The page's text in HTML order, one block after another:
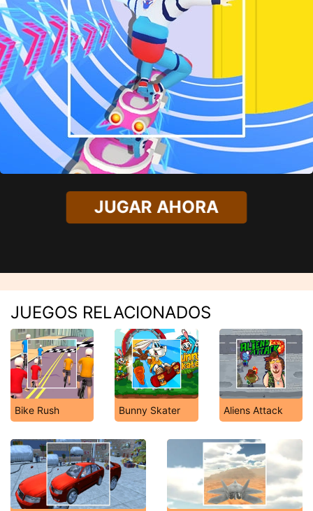
JUGAR AHORA
JUEGOS RELACIONADOS
Bike Rush Bunny Skater Aliens Attack